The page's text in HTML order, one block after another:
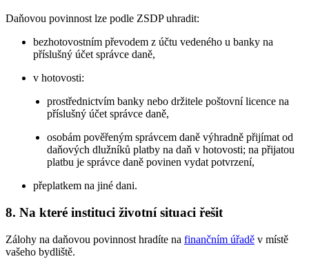
Daňovou povinnost lze podle ZSDP uhradit:
bezhotovostním převodem z účtu vedeného u banky na
příslušný účet správce daně,
v hotovosti:
prostřednictvím banky nebo držitele poštovní licence na
příslušný účet správce daně,
osobám pověřeným správcem daně výhradně přijímat od
daňových dlužníků platby na daň v hotovosti; na přijatou
platbu je správce daně povinen vydat potvrzení,
přeplatkem na jiné dani.
8. Na které instituci životní situaci řešit
Zálohy na daňovou povinnost hradíte na finančním úřadě v místě
vašeho bydliště.